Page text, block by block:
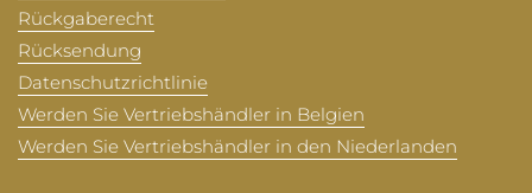
Rückgaberecht
Rücksendung
Datenschutzrichtlinie
Werden Sie Vertriebshändler in Belgien
Werden Sie Vertriebshändler in den Niederlanden